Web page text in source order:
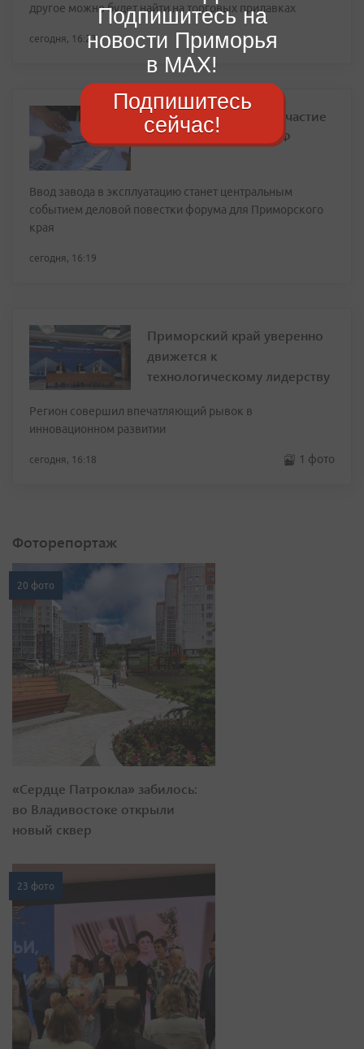
другое можно будет найти на торговых прилавках
сегодня, 16:23
Путин лично примет участие
в запуске НЗМУ на ВЭФ
Ввод завода в эксплуатацию станет центральным
событием деловой повестки форума для Приморского
края
сегодня, 16:19
Приморский край уверенно
движется к
технологическому лидерству
Регион совершил впечатляющий рывок в
инновационном развитии
сегодня, 16:18 1 фото
Фоторепортаж
20 фото
«Сердце Патрокла» забилось:
во Владивостоке открыли
новый сквер
23 фото
Подпишитесь на
новости Приморья
в MAX!
Подпишитесь
сейчас!